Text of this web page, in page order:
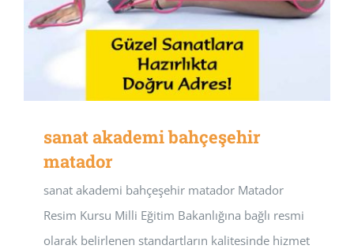
sanat akademi bahçeşehir
matador
sanat akademi bahçeşehir matador Matador
Resim Kursu Milli Eğitim Bakanlığına bağlı resmi
olarak belirlenen standartların kalitesinde hizmet